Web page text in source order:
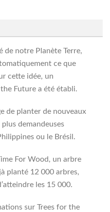
de notre Planète Terre,
ce que
cette idée, un
Future a été établi.
de planter de nouveaux
demandeuses
ou le Brésil.
For Wood, un arbre
planté 12 000 arbres,
les 15 000.
sur Trees for the